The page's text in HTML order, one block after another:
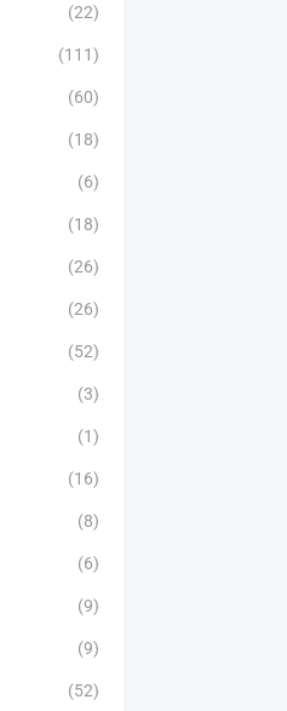
(22)
(111)
(60)
(18)
(6)
(18)
(26)
(26)
(52)
(3)
(1)
(16)
(8)
(6)
(9)
(9)
(52)